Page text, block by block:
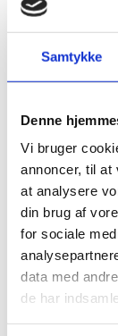
Samtykke
Denne
Vi bruger
annoncer, til at
at analysere
din brug af
for sociale
data med
de har